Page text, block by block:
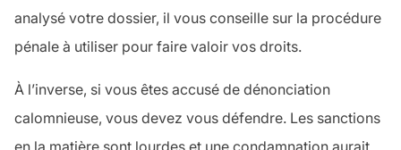
analysé votre dossier, il vous conseille sur la procédure
pénale à utiliser pour faire valoir vos droits.
À l’inverse, si vous êtes accusé de dénonciation
calomnieuse, vous devez vous défendre. Les sanctions